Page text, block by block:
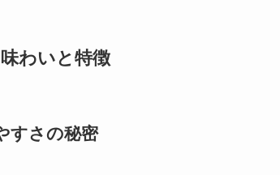
わいと特徴
すさの秘密